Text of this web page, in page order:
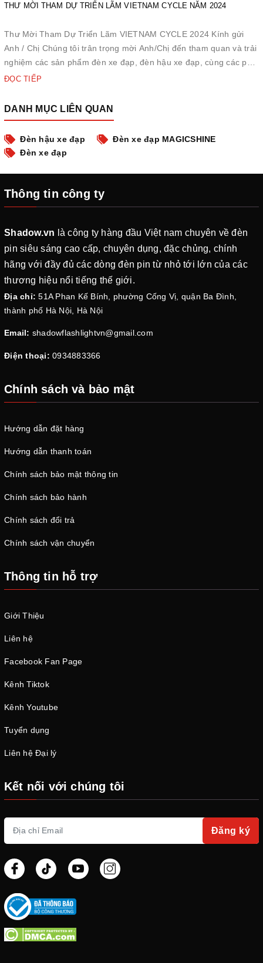
THƯ MỜI THAM DỰ TRIỂN LÃM VIETNAM CYCLE NĂM 2024
Thư Mời Tham Dự Triển Lãm VIETNAM CYCLE 2024 Kính gửi
Anh / Chị Chúng tôi trân trọng mời Anh/Chị đến tham quan và trải
nghiệm các sản phẩm đèn xe đạp, đèn hậu xe đạp, cùng các phụ
kiện đèn xe đạp của chúng tôi tại triển lãm xe đạp năm 2024.
ĐỌC TIẾP
DANH MỤC LIÊN QUAN
Đèn hậu xe đạp
Đèn xe đạp MAGICSHINE
Đèn xe đạp
Thông tin công ty
Shadow.vn là công ty hàng đầu Việt nam chuyên về đèn
pin siêu sáng cao cấp, chuyên dụng, đặc chủng, chính
hãng với đầy đủ các dòng đèn pin từ nhỏ tới lớn của các
thương hiệu nổi tiếng thế giới.
Địa chỉ: 51A Phan Kế Bính, phường Cống Vị, quận Ba Đình,
thành phố Hà Nội, Hà Nội
Email: shadowflashlightvn@gmail.com
Điện thoại: 0934883366
Chính sách và bảo mật
Hướng dẫn đặt hàng
Hướng dẫn thanh toán
Chính sách bảo mật thông tin
Chính sách bảo hành
Chính sách đổi trả
Chính sách vận chuyển
Thông tin hỗ trợ
Giới Thiệu
Liên hệ
Facebook Fan Page
Kênh Tiktok
Kênh Youtube
Tuyển dụng
Liên hệ Đại lý
Kết nối với chúng tôi
Đăng ký